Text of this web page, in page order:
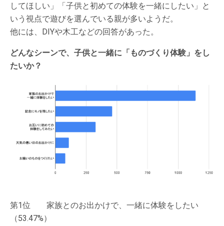
してほしい」「子供と初めての体験を一緒にしたい」と
いう視点で遊びを選んでいる親が多いようだ。
他には、DIYや木工などの回答があった。
どんなシーンで、子供と一緒に「ものづくり体験」をし
たいか？
第1位 家族とのお出かけで、一緒に体験をしたい
（53.47%）